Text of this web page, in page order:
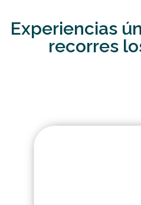
Experiencias
recorres